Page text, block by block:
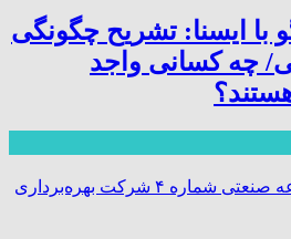
با ایسنا: تشریح چگونگی
چه کسانی واجد